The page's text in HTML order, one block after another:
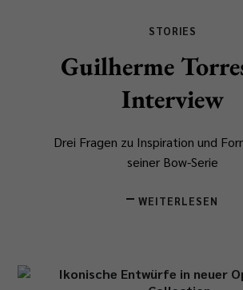
STORIES
Guilherme
Interview
Drei Fragen zu Inspiration und
seiner Bow-Serie
WEITERLESEN